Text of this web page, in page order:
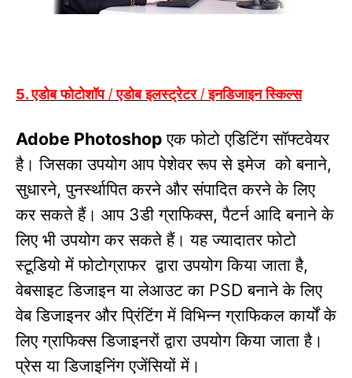
5.एडोब फोटोशॉप / एडोब इलस्ट्रेटर / इनडिजाइन स्किल्स
Adobe Photoshop एक फोटो एडिटिंग सॉफ्टवेयर
है। जिसका उपयोग आप पेशेवर रूप से इमेज को बनाने,
सुधारने,पुनर्स्थापित करने और संपादित करने के लिए
कर सकते हैं। आप 3डी ग्राफिक्स,पैटर्न आदि बनाने के
लिए भी उपयोग कर सकते हैं। यह ज्यादातर फोटो
स्टूडियो में फोटोग्राफर द्वारा उपयोग किया जाता है,
वेबसाइट डिजाइन या लेआउट का PSDबनाने के लिए
वेब डिजाइनर और प्रिंटिंग में विभिन्न ग्राफिकल कार्यों के
लिए ग्राफिक्स डिजाइनरों द्वारा उपयोग किया जाता है।
प्रेस या डिजाइनिंग एजेंसियों में।